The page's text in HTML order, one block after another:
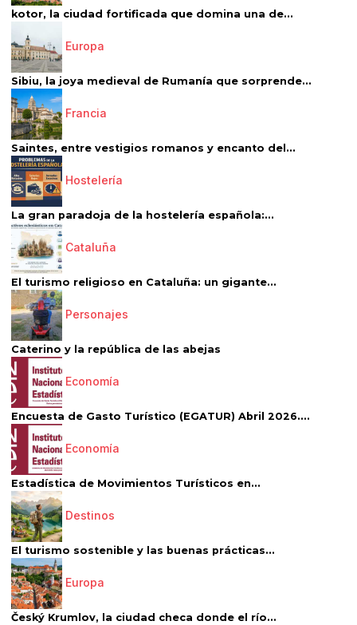
kotor, la ciudad fortificada que domina una de...
Europa
Sibiu, la joya medieval de Rumanía que sorprende...
Francia
Saintes, entre vestigios romanos y encanto del...
Hostelería
La gran paradoja de la hostelería española:...
Cataluña
El turismo religioso en Cataluña: un gigante...
Personajes
Caterino y la república de las abejas
Economía
Encuesta de Gasto Turístico (EGATUR) Abril 2026....
Economía
Estadística de Movimientos Turísticos en...
Destinos
El turismo sostenible y las buenas prácticas...
Europa
Český Krumlov, la ciudad checa donde el río...